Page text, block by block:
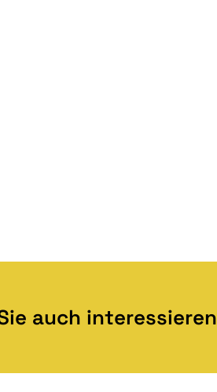
auch interessieren